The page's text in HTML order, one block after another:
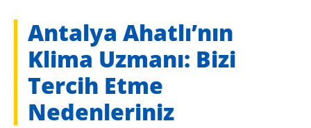
Antalya Ahatlı’nın
Klima Uzmanı: Bizi
Tercih Etme
Nedenleriniz